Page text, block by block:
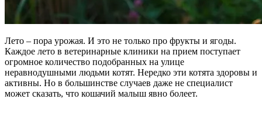
Лето – пора урожая. И это не только про фрукты и ягоды.
Каждое лето в ветеринарные клиники на прием поступает
огромное количество подобранных на улице
неравнодушными людьми котят. Нередко эти котята здоровы и
активны. Но в большинстве случаев даже не специалист
может сказать, что кошачий малыш явно болеет.